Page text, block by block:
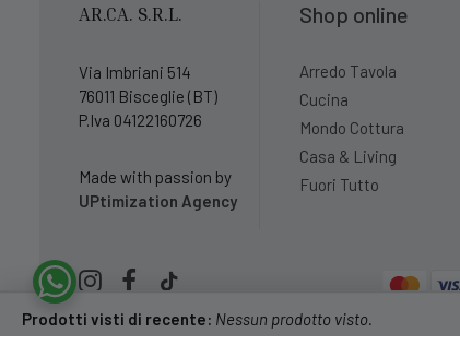
AR.CA. S.R.L.
Via Imbriani 514
76011 Bisceglie (BT)
P.Iva 04122160726
Made with passion by
UPtimization Agency
Shop online
Arredo Tavola
Cucina
Mondo Cottura
Casa & Living
Fuori Tutto
Prodotti visti di recente: Nessun prodotto visto.